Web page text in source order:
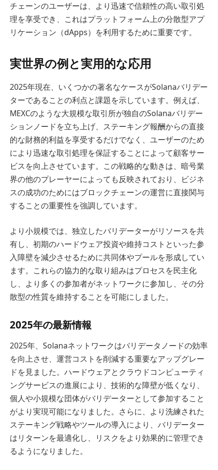
チェーンのユーザーは、より迅速で信頼性の高い取引処
理を享受でき、これはプラットフォーム上の分散型アプ
リケーション（dApps）を利用するために重要です。
実世界の例と実用的な応用
2025年現在、いくつかの著名なケースがSolanaバリデー
ターであることの利点と課題を示しています。例えば、
MEXCのような大規模な取引所が独自のSolanaバリデー
ションノードを立ち上げ、ステーキング報酬からの直接
的な財務的利益を享受するだけでなく、ユーザーのため
により迅速な取引処理を保証することによって顧客サー
ビスを向上させています。この戦略的な動きは、暗号業
界の他のプレーヤーによっても反映されており、ビジネ
スの成功のためにはブロックチェーンの運営に直接関与
することの重要性を強調しています。
より小規模では、独立したバリデーターがリソースを共
有し、初期のハードウェア投資や維持コストといった参
入障壁を減少させるために共同体やプールを形成してい
ます。これらの協力的な取り組みはプロセスを民主化
し、より多くの参加者がネットワークに参加し、その分
散型の性質を維持することを可能にしました。
2025年の最新情報
2025年、Solanaネットワークはバリデータノードの効率
を向上させ、運営コストを削減する重要なアップグレー
ドを見ました。ハードウェアとクラウドコンピューティ
ングサービスの進展により、技術的な障壁が低くなり、
個人や小規模な団体がバリデーターとして参加すること
がより実現可能になりました。さらに、より洗練された
ステーキング戦略やツールの導入により、バリデーター
はリターンを最適化し、リスクをより効果的に管理でき
るようになりました。